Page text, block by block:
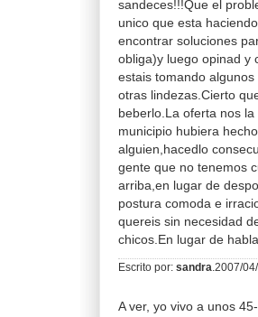
sandeces!!!Que el
unico que esta
encontrar soluciones
obliga)y luego opinad y
estais tomando
otras lindezas.Cierto
beberlo.La oferta nos
municipio hubiera
alguien,hacedlo
gente que no tenemos
arriba,en lugar de
postura comoda e
quereis sin necesidad
chicos.En lugar de
Escrito por: sandra .2007/
A ver, yo vivo a unos